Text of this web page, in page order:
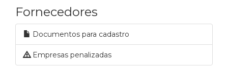
Fornecedores
Documentos para cadastro
Empresas penalizadas